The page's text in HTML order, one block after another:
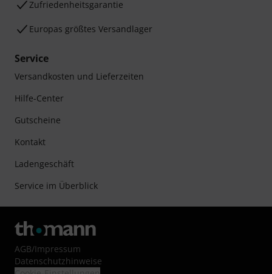
Zufriedenheitsgarantie
Europas größtes Versandlager
Service
Versandkosten und Lieferzeiten
Hilfe-Center
Gutscheine
Kontakt
Ladengeschäft
Service im Überblick
AGB/Impressum
Datenschutzhinweise